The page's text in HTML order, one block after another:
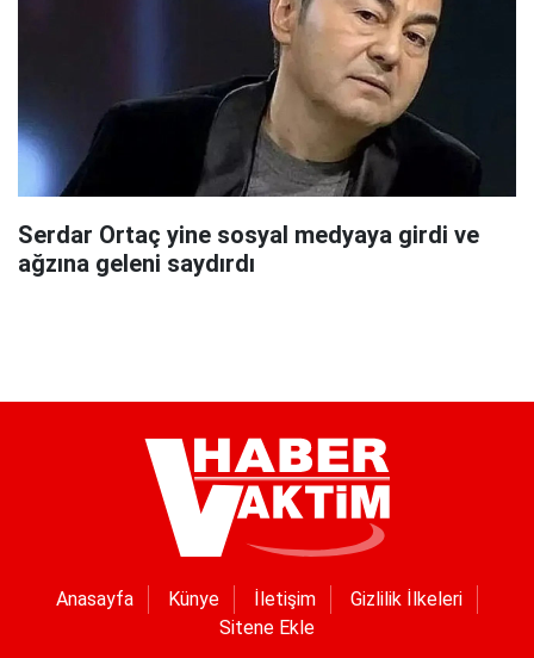
Serdar Ortaç yine sosyal medyaya girdi ve
ağzına geleni saydırdı
Anasayfa Künye İletişim
Gizlilik İlkeleri
Sitene Ekle